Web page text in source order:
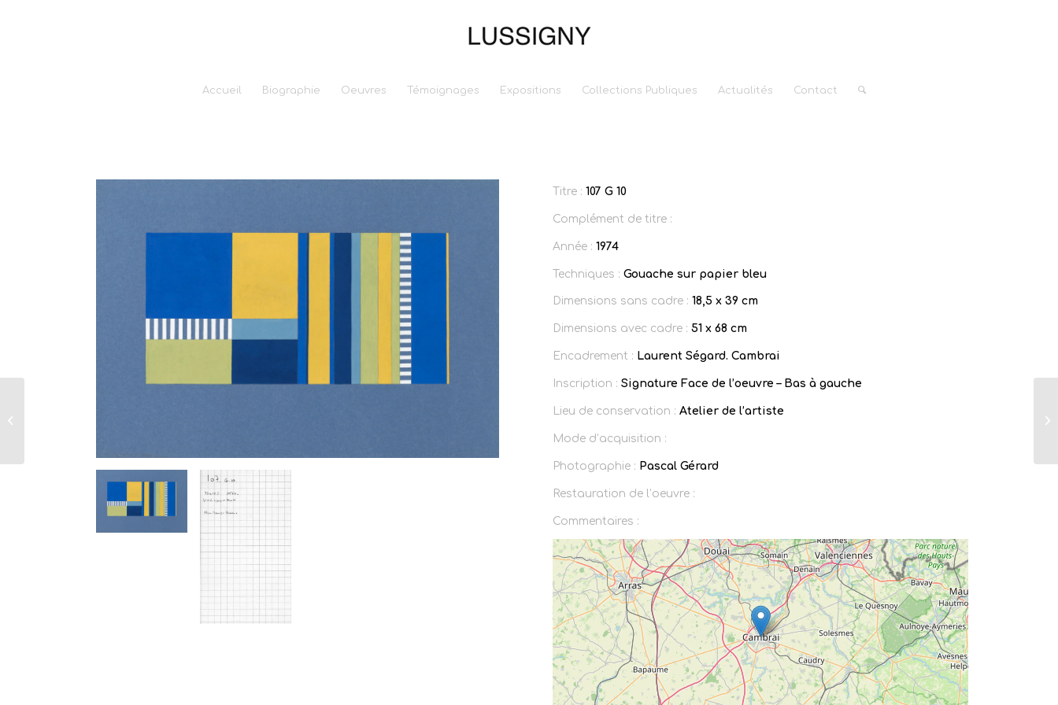
Accueil Biographie Oeuvres Témoignages Expositions Collections Publiques Actualités Contact
Titre : 107 G 10
Complément de titre :
Année : 1974
Techniques : Gouache sur papier bleu
Dimensions sans cadre : 18,5 x 39 cm
Dimensions avec cadre : 51 x 68 cm
Encadrement : Laurent Ségard. Cambrai
Inscription : Signature Face de l’oeuvre – Bas à gauche
Lieu de conservation : Atelier de l’artiste
Mode d’acquisition :
Photographie : Pascal Gérard
Restauration de l’oeuvre :
Commentaires :